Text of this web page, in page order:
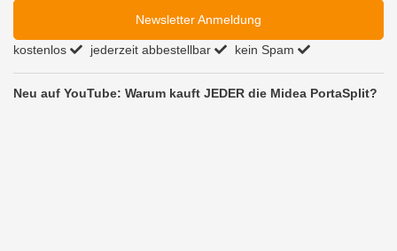
Newsletter Anmeldung
kostenlos jederzeit abbestellbar kein Spam
Neu auf YouTube: Warum kauft JEDER die Midea PortaSplit?